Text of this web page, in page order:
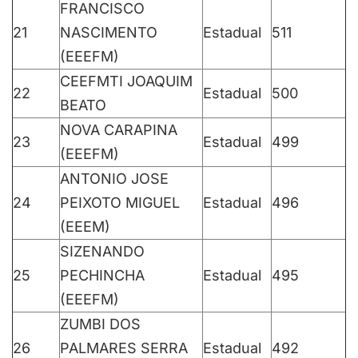
21
FRANCISCO
NASCIMENTO
(EEEFM)
Estadual 511
22
CEEFMTI JOAQUIM
BEATO
Estadual 500
23
NOVA CARAPINA
(EEEFM)
Estadual 499
24
ANTONIO JOSE
PEIXOTO MIGUEL
(EEEM)
Estadual 496
25
SIZENANDO
PECHINCHA
(EEEFM)
Estadual 495
26
ZUMBI DOS
PALMARES SERRA
Estadual 492